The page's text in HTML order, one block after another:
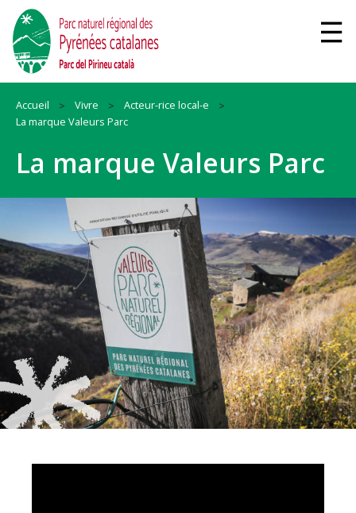
Accueil Vivre
Acteur-rice local-e
La marque Valeurs Parc
La marque Valeurs Parc